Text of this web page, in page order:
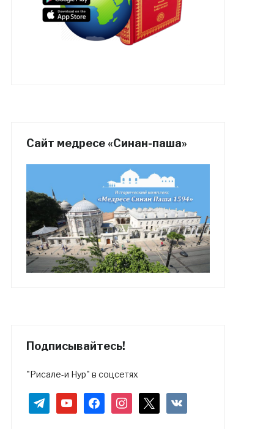
Сайт медресе «Синан-паша»
Подписывайтесь!
"Рисале-и Нур" в соцсетях
telegramyoutubefacebookinstagram vkontakte